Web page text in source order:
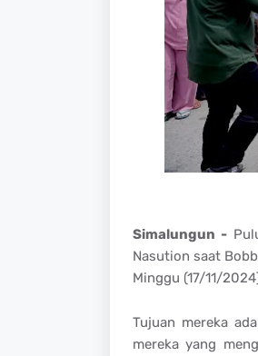
Simalungun -
Nasution saat
Minggu (17/11/
Tujuan mereka
mereka yang